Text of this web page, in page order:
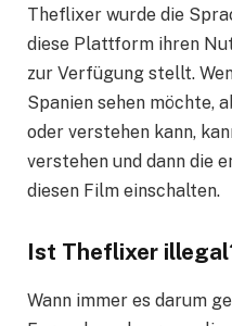
Theflixer wurde die
diese Plattform ihren
zur Verfügung stellt.
Spanien sehen möchte,
oder verstehen kann,
verstehen und dann die
diesen Film einschalten.
Ist Theflixer
Wann immer es darum